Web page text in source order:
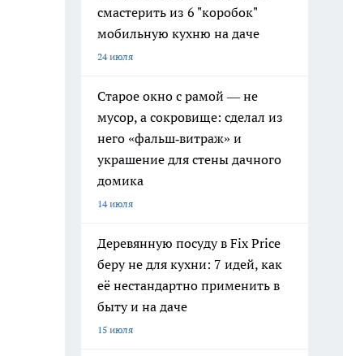
смастерить из 6 "коробок"
мобильную кухню на даче
24 июля
Старое окно с рамой — не
мусор, а сокровище: сделал из
него «фальш‑витраж» и
украшение для стены дачного
домика
14 июля
Деревянную посуду в Fix Price
беру не для кухни: 7 идей, как
её нестандартно применить в
быту и на даче
15 июля